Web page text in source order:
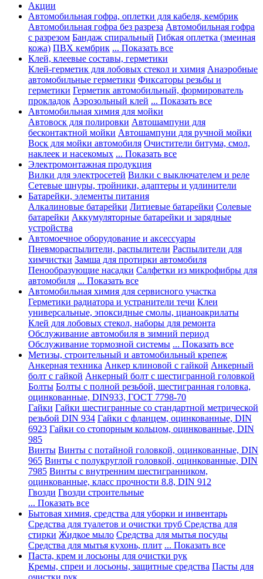
Акции
Автомобильная гофра, оплетки для кабеля, кембрик
Автомобильная гофра без разреза Автомобильная гофра
с разрезом Бандаж спиральный Гибкая оплетка (змеиная
кожа) ПВХ кембрик ... Показать все
Клей, клеевые составы, герметики
Клей-герметик для лобовых стекол и химия Анаэробные
автомобильные герметики Фиксаторы резьбы и
герметики Герметик автомобильный, формирователь
прокладок Аэрозольный клей ... Показать все
Автомобильная химия для мойки
Автовоск для полировки Автошампуни для
бесконтактной мойки Автошампуни для ручной мойки
Воск для мойки автомобиля Очистители битума, смол,
наклеек и насекомых ... Показать все
Электромонтажная продукция
Вилки для электросетей Вилки с выключателем и реле
Сетевые шнуры, тройники, адаптеры и удлинители
Батарейки, элементы питания
Алкалиновые батарейки Литиевые батарейки Солевые
батарейки Аккумуляторные батарейки и зарядные
устройства
Автомоечное оборудование и аксессуары
Пневмораспылители, распылители Распылители для
химчистки Замша для протирки автомобиля
Пенообразующие насадки Салфетки из микрофибры для
автомобиля ... Показать все
Автомобильная химия для сервисного участка
Герметики радиатора и устранители течи Клеи
универсальные, эпоксидные смолы, цианоакрилаты
Клей для лобовых стекол, наборы для ремонта
Обслуживание автомобиля в зимний период
Обслуживание тормозной системы ... Показать все
Метизы, строительный и автомобильный крепеж
Анкерная техника Анкер клиновой с гайкой Анкерный
болт с гайкой Анкерный болт с шестигранной головкой
Болты Болты с полной резьбой, шестигранная головка,
оцинкованные, DIN933, ГОСТ 7798-70
Гайки Гайки шестигранные со стандартной метрической
резьбой DIN 934 Гайки с фланцем, оцинкованные, DIN
6923 Гайки со стопорным кольцом, оцинкованные, DIN
985
Винты Винты с потайной головкой, оцинкованные, DIN
965 Винты с полукруглой головкой, оцинкованные, DIN
7985 Винты с внутренним шестигранником,
оцинкованные, класс прочности 8.8, DIN 912
Гвозди Гвозди строительные
... Показать все
Бытовая химия, средства для уборки и инвентарь
Средства для туалетов и очистки труб Средства для
стирки Жидкое мыло Средства для мытья посуды
Средства для мытья кухонь, плит ... Показать все
Паста, крем и лосьоны для очистки рук
Кремы, спреи и лосьоны, защитные средства Пасты для
очистки рук